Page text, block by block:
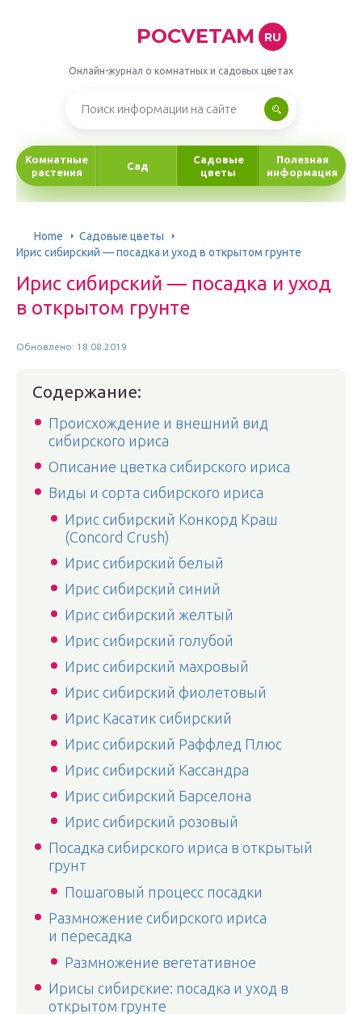
POCVETAM RU
Онлайн-журнал о комнатных и садовых цветах
Комнатные
растения
Сад
Садовые
цветы
Полезная
информация
Home
Садовые цветы
Ирис сибирский — посадка и уход в открытом грунте
Ирис сибирский — посадка и уход
в открытом грунте
Обновлено: 18.08.2019
Содержание:
Происхождение и внешний вид
сибирского ириса
Описание цветка сибирского ириса
Виды и сорта сибирского ириса
Ирис сибирский Конкорд Краш
(Concord Crush)
Ирис сибирский белый
Ирис сибирский синий
Ирис сибирский желтый
Ирис сибирский голубой
Ирис сибирский махровый
Ирис сибирский фиолетовый
Ирис Касатик сибирский
Ирис сибирский Раффлед Плюс
Ирис сибирский Кассандра
Ирис сибирский Барселона
Ирис сибирский розовый
Посадка сибирского ириса в открытый
грунт
Пошаговый процесс посадки
Размножение сибирского ириса
и пересадка
Размножение вегетативное
Ирисы сибирские: посадка и уход в
открытом грунте